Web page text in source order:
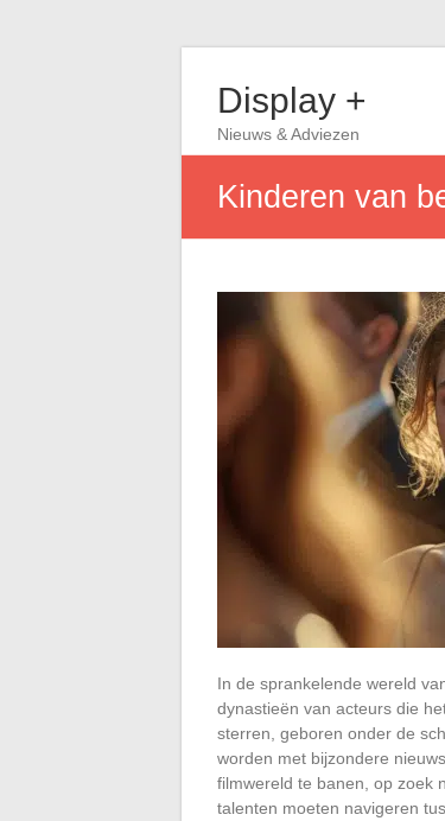
Display +
Nieuws & Adviezen
Kinderen van
In de sprankelende wereld
dynastieën van acteurs die
sterren, geboren onder de
worden met bijzondere
filmwereld te banen, op zoek
talenten moeten navigeren